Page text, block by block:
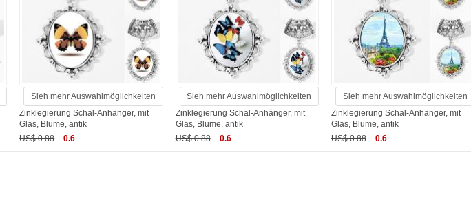
Sieh mehr Auswahlmöglichkeiten
Zinklegierung Schal-Anhänger, mit
Glas, Blume, antik
US$ 0.88
0.6
Sieh mehr Auswahlmöglichkeiten
Zinklegierung Schal-Anhänger, mit
Glas, Blume, antik
US$ 0.88
0.6
Sieh mehr Auswahlmöglichkeiten
Zinklegierung Schal-Anhänger, mit
Glas, Blume, antik
US$ 0.88
0.6